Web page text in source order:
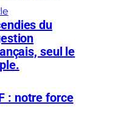
du
seul le
: notre force